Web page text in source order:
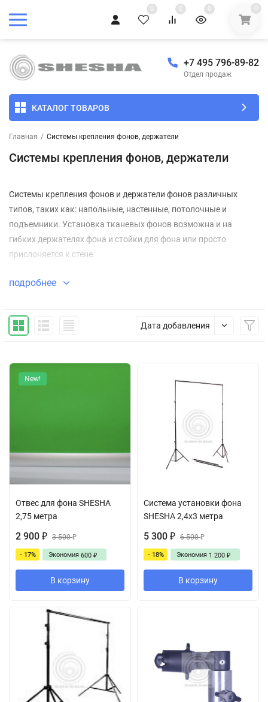
0 0 0 0
+7 495 796-89-82
Отдел продаж
КАТАЛОГ ТОВАРОВ
Главная / Системы крепления фонов, держатели
Системы крепления фонов, держатели
Системы крепления фонов и держатели фонов различных
типов, таких как: напольные, настенные, потолочные и
подъемники. Установка тканевых фонов возможна и на
гибких держателях фона и стойки для фона или просто
прислоняется к стене.
подробнее
Дата добавления
New!
Отвес для фона SHESHA
2,75 метра
2 900 ₽ 3 500₽
- 17% Экономия 600 ₽
В корзину
Система установки фона
SHESHA 2,4х3 метра
5 300 ₽ 6 500₽
- 18% Экономия 1 200 ₽
В корзину